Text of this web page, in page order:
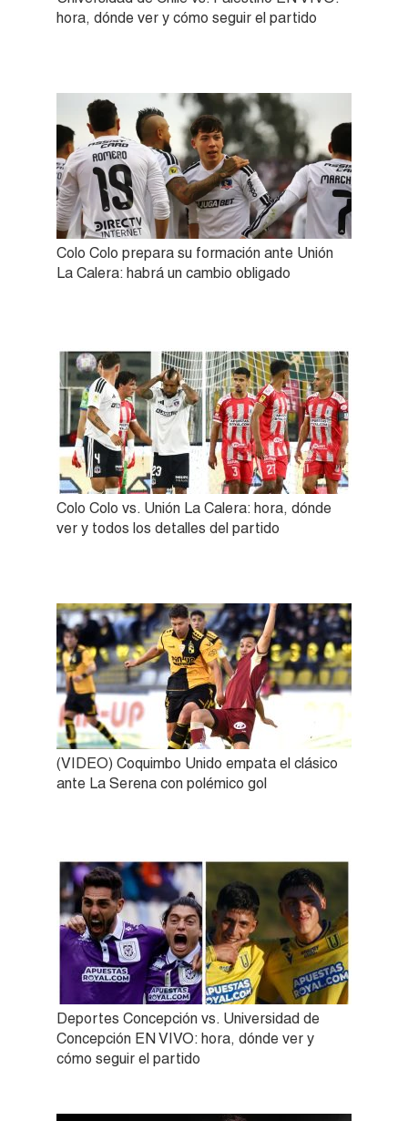
hora, dónde ver y cómo seguir el partido
Colo Colo prepara su formación ante Unión
La Calera: habrá un cambio obligado
Colo Colo vs. Unión La Calera: hora, dónde
ver y todos los detalles del partido
(VIDEO) Coquimbo Unido empata el clásico
ante La Serena con polémico gol
Deportes Concepción vs. Universidad de
Concepción EN VIVO: hora, dónde ver y
cómo seguir el partido